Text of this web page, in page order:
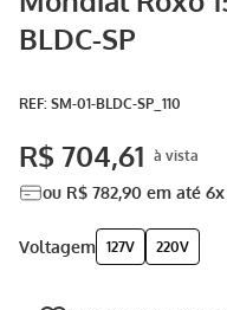
BLDC-SP
: SM-01-BLDC-SP_110
R$ 704,61
ou R$ 782,90 em até 6
voltagem 127V 220V
8 º Panela Elétrica
9º Aspirador